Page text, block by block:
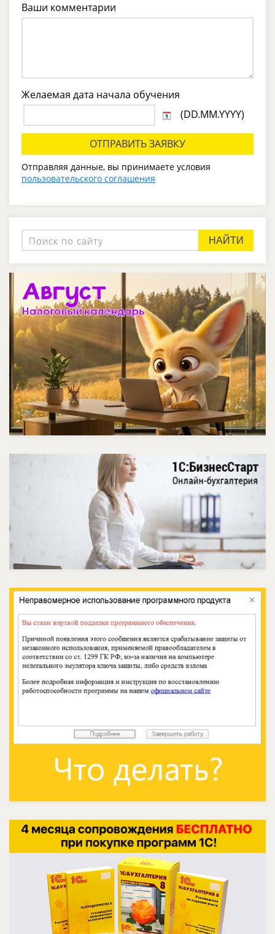
Ваши комментарии
Желаемая дата начала обучения
(DD.MM.YYYY)
Отправляя данные, вы принимаете условия
пользовательского соглашения
НАЙТИ